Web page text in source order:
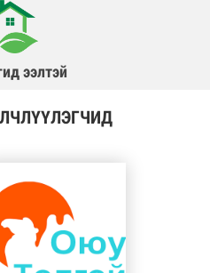
ээлтэй